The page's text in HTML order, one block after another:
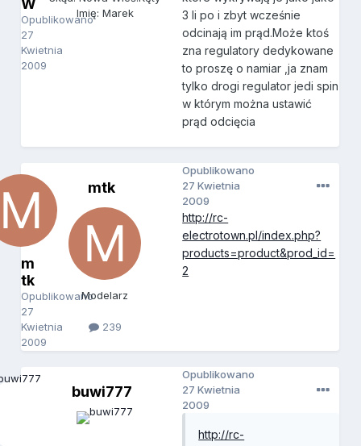
W
Opublikowano
27
Kwietnia
2009
Imię: Marek
3 li po i zbyt wcześnie
odcinają im prąd.Może ktoś
zna regulatory dedykowane
to proszę o namiar ,ja znam
tylko drogi regulator jedi spin
w którym można ustawić
prąd odcięcia
m
tk
Opublikowano
27
Kwietnia
2009
mtk
Modelarz
239
Opublikowano
27 Kwietnia
2009
http://rc-
electrotown.pl/index.php?
products=product&prod_id=
2
buwi777
Opublikowano
27 Kwietnia
2009
http://rc-